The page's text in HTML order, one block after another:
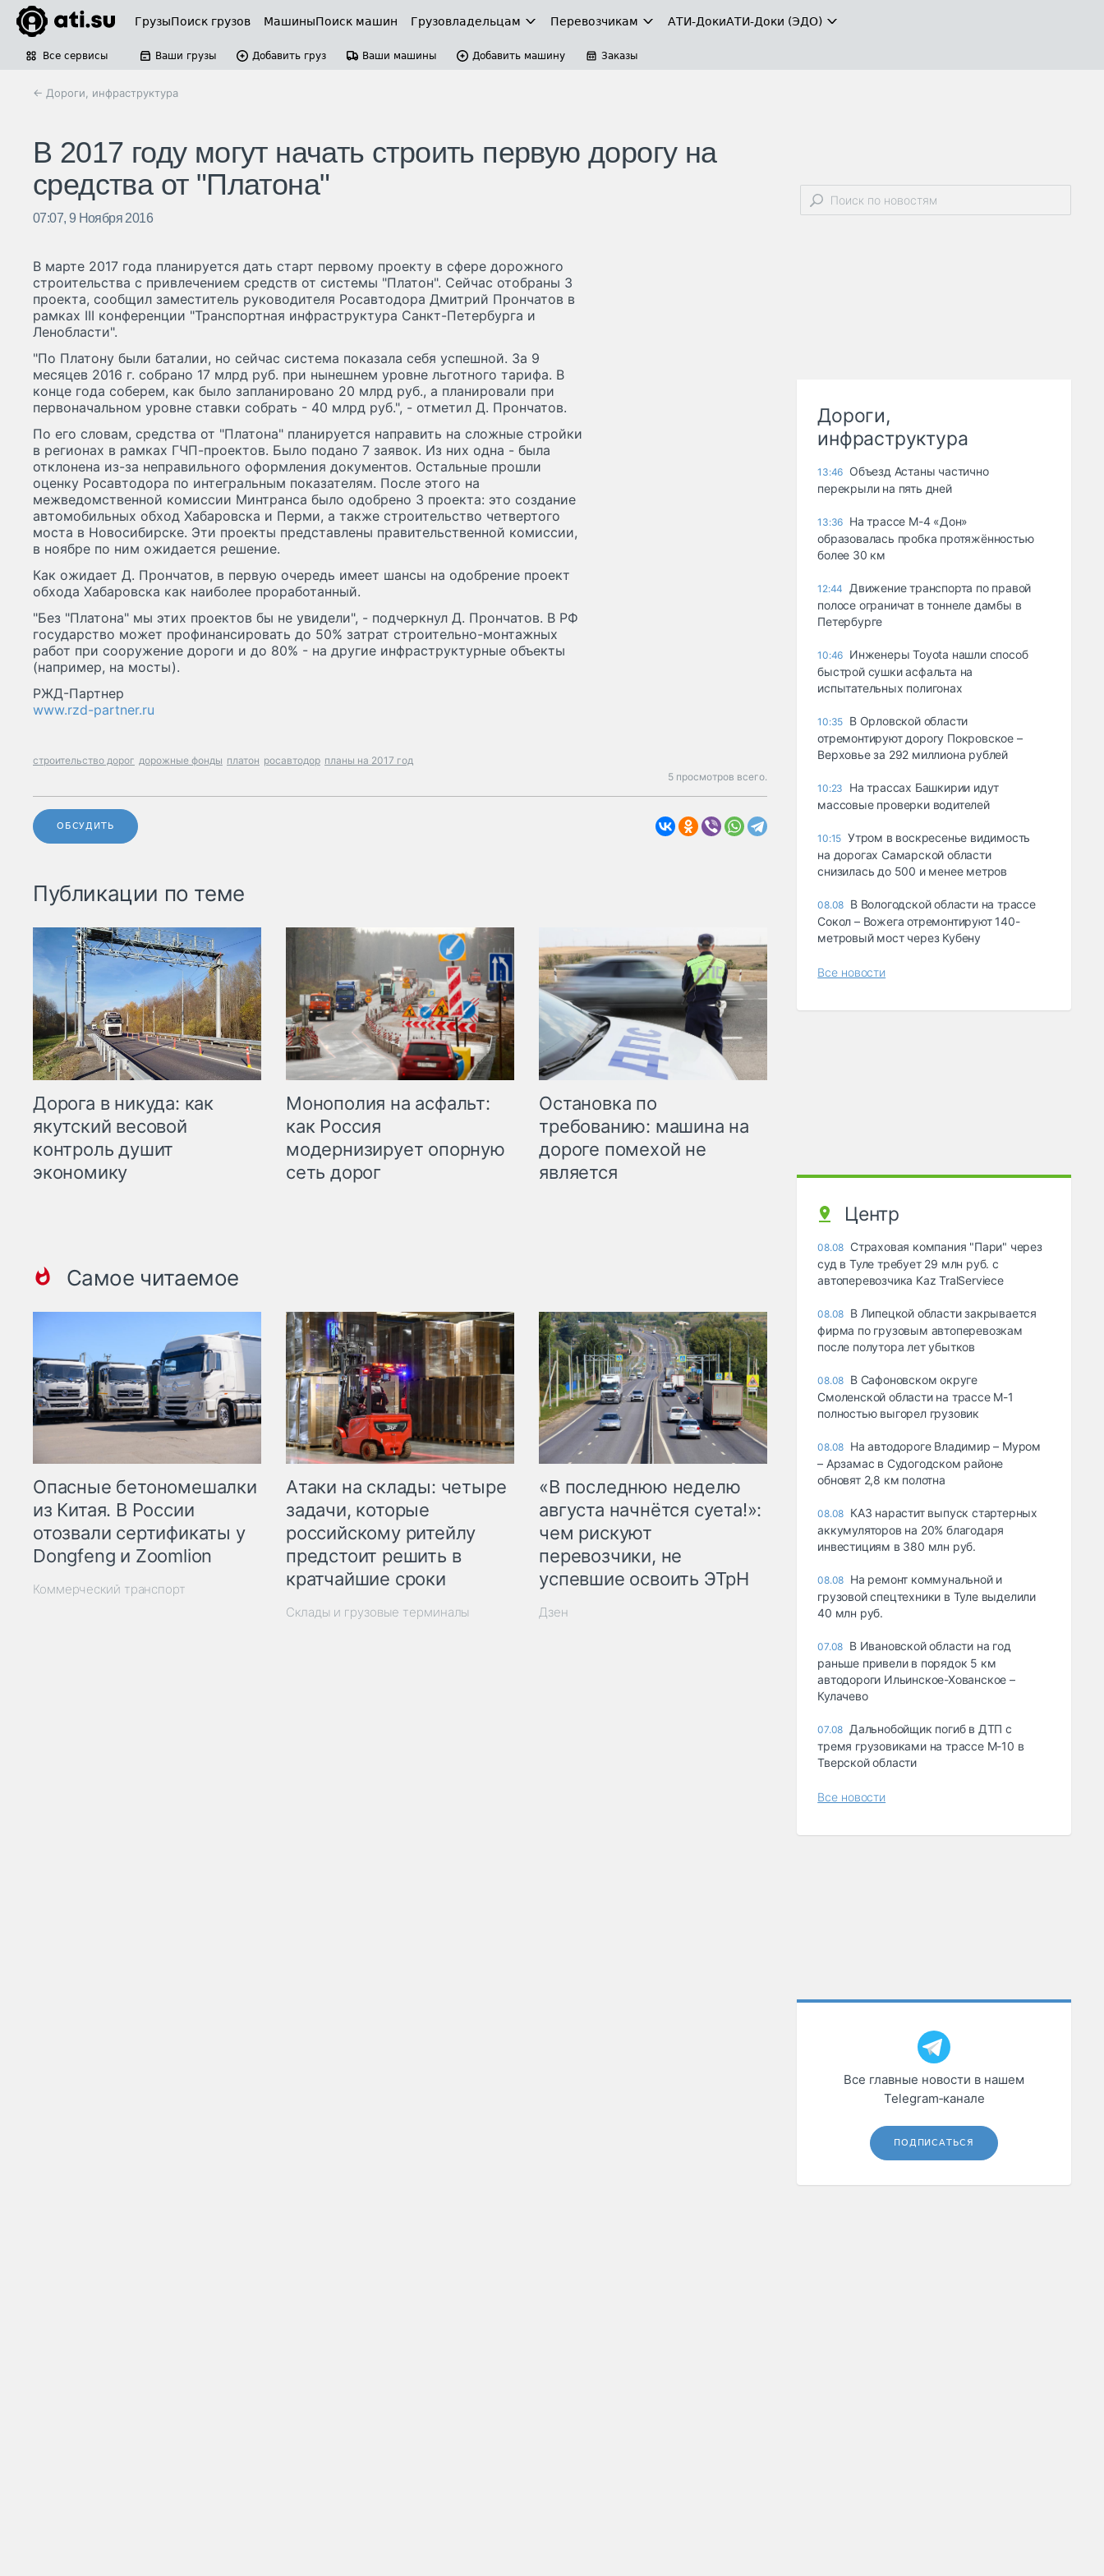
ГрузыПоиск грузов МашиныПоиск машин Грузовладельцам Перевозчикам АТИ-ДокиАТИ-Доки (ЭДО)
Все сервисы Ваши грузы Добавить груз Ваши машины Добавить машину Заказы
← Дороги, инфраструктура
В 2017 году могут начать строить первую дорогу на
средства от "Платона"
07:07, 9 Ноября 2016
В марте 2017 года планируется дать старт первому проекту в сфере дорожного
строительства с привлечением средств от системы "Платон". Сейчас отобраны 3
проекта, сообщил заместитель руководителя Росавтодора Дмитрий Прончатов в
рамках III конференции "Транспортная инфраструктура Санкт-Петербурга и
Ленобласти".
"По Платону были баталии, но сейчас система показала себя успешной. За 9
месяцев 2016 г. собрано 17 млрд руб. при нынешнем уровне льготного тарифа. В
конце года соберем, как было запланировано 20 млрд руб., а планировали при
первоначальном уровне ставки собрать - 40 млрд руб.", - отметил Д. Прончатов.
По его словам, средства от "Платона" планируется направить на сложные стройки
в регионах в рамках ГЧП-проектов. Было подано 7 заявок. Из них одна - была
отклонена из-за неправильного оформления документов. Остальные прошли
оценку Росавтодора по интегральным показателям. После этого на
межведомственной комиссии Минтранса было одобрено 3 проекта: это создание
автомобильных обход Хабаровска и Перми, а также строительство четвертого
моста в Новосибирске. Эти проекты представлены правительственной комиссии,
в ноябре по ним ожидается решение.
Как ожидает Д. Прончатов, в первую очередь имеет шансы на одобрение проект
обхода Хабаровска как наиболее проработанный.
"Без "Платона" мы этих проектов бы не увидели", - подчеркнул Д. Прончатов. В РФ
государство может профинансировать до 50% затрат строительно-монтажных
работ при сооружение дороги и до 80% - на другие инфраструктурные объекты
(например, на мосты).
РЖД-Партнер
www.rzd-partner.ru
строительство дорог дорожные фонды платон росавтодор планы на 2017 год
5 просмотров всего.
ОБСУДИТЬ
Публикации по теме
Дорога в никуда: как
якутский весовой
контроль душит
экономику
Монополия на асфальт:
как Россия
модернизирует опорную
сеть дорог
Остановка по
требованию: машина на
дороге помехой не
является
Самое читаемое
Опасные бетономешалки
из Китая. В России
отозвали сертификаты у
Dongfeng и Zoomlion
Коммерческий транспорт
Атаки на склады: четыре
задачи, которые
российскому ритейлу
предстоит решить в
кратчайшие сроки
Склады и грузовые терминалы
«В последнюю неделю
августа начнётся суета!»:
чем рискуют
перевозчики, не
успевшие освоить ЭТрН
Дзен
Дороги,
инфраструктура
13:46 Объезд Астаны частично
перекрыли на пять дней
13:36 На трассе М-4 «Дон»
образовалась пробка протяжённостью
более 30 км
12:44
Движение транспорта по правой
полосе ограничат в тоннеле дамбы в
Петербурге
10:46 Инженеры Toyota нашли способ
быстрой сушки асфальта на
испытательных полигонах
10:35 В Орловской области
отремонтируют дорогу Покровское –
Верховье за 292 миллиона рублей
10:23
На трассах Башкирии идут
массовые проверки водителей
10:15 Утром в воскресенье видимость
на дорогах Самарской области
снизилась до 500 и менее метров
08.08 В Вологодской области на трассе
Сокол – Вожега отремонтируют 140-
метровый мост через Кубену
Все новости
Центр
08.08 Страховая компания "Пари" через
суд в Туле требует 29 млн руб. с
автоперевозчика Kaz TralServiece
08.08 В Липецкой области закрывается
фирма по грузовым автоперевозкам
после полутора лет убытков
08.08 В Сафоновском округе
Смоленской области на трассе М-1
полностью выгорел грузовик
08.08 На автодороге Владимир – Муром
– Арзамас в Судогодском районе
обновят 2,8 км полотна
08.08 КАЗ нарастит выпуск стартерных
аккумуляторов на 20% благодаря
инвестициям в 380 млн руб.
08.08 На ремонт коммунальной и
грузовой спецтехники в Туле выделили
40 млн руб.
07.08 В Ивановской области на год
раньше привели в порядок 5 км
автодороги Ильинское-Хованское –
Кулачево
07.08 Дальнобойщик погиб в ДТП с
тремя грузовиками на трассе М-10 в
Тверской области
Все новости
Все главные новости в нашем
Telegram‑канале
ПОДПИСАТЬСЯ